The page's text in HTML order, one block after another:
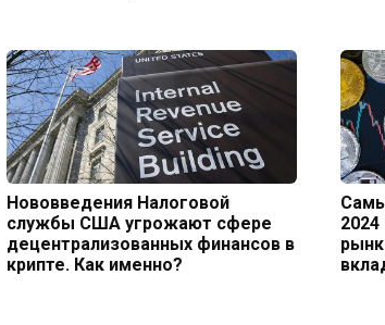
Нововведения Налоговой
службы США угрожают сфере
децентрализованных финансов в
крипте. Как именно?